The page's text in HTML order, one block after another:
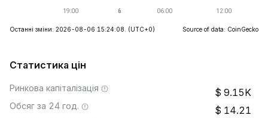
Останні зміни: 2026-08-06 15:24:08. (UTC+0) Source of data: CoinGecko
Статистика цін
Ринкова капіталізація 9.15K
Обсяг за 24 год. 14.21